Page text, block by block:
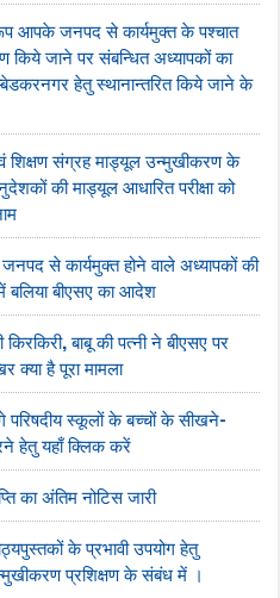
आपके जनपद से कार्यमुक्त के पश्चात
जाने पर संबन्धित अध्यापकों का
हेतु स्थानान्तरित किये जाने के
शिक्षण संग्रह माड्यूल उन्मुखीकरण के
की माड्यूल आधारित परीक्षा को
से कार्यमुक्त होने वाले अध्यापकों की
बलिया बीएसए का आदेश
बाबू की पत्नी ने बीएसए पर
क्या है पूरा मामला
स्कूलों के बच्चों के सीखने-
हेतु यहाँ क्लिक करें
का अंतिम नोटिस जारी
के प्रभावी उपयोग हेतु
प्रशिक्षण के संबंध में ।